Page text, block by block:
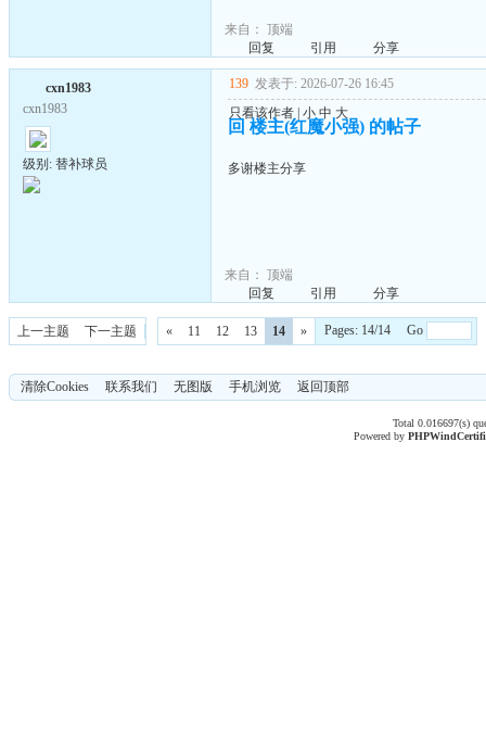
来自： 顶端
回复
引用 分享
cxn1983
cxn1983
级别: 替补球员
139 发表于: 2026-07-26 16:45
只看该作者 小 中 大
回 楼主(红魔小强) 的帖子
多谢楼主分享
来自： 顶端
回复
引用 分享
上一主题 下一主题 « 11 12 13 14 » Pages: 14/14 Go
清除Cookies 联系我们 无图版 手机浏览 返回顶部
Total 0.016697(s)
Powered byPHPWind